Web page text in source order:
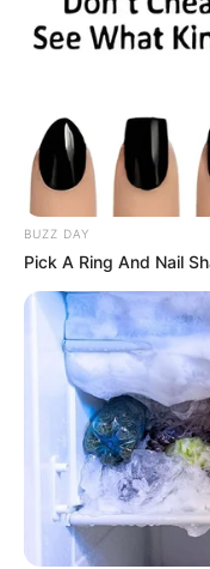
*****
BUZZ DAY
Pick A Ring And Nail